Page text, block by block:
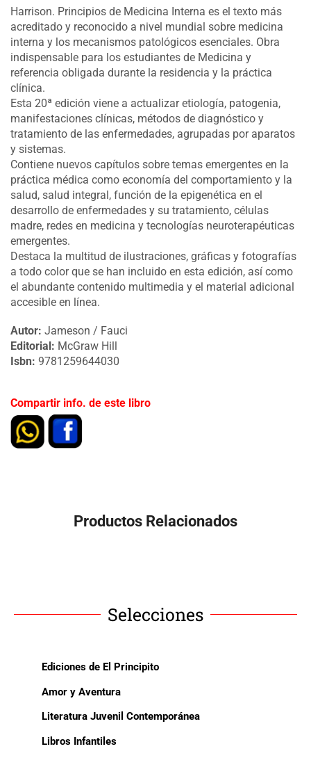
Harrison. Principios de Medicina Interna es el texto más
acreditado y reconocido a nivel mundial sobre medicina
interna y los mecanismos patológicos esenciales. Obra
indispensable para los estudiantes de Medicina y
referencia obligada durante la residencia y la práctica
clínica.
Esta 20ª edición viene a actualizar etiología, patogenia,
manifestaciones clínicas, métodos de diagnóstico y
tratamiento de las enfermedades, agrupadas por aparatos
y sistemas.
Contiene nuevos capítulos sobre temas emergentes en la
práctica médica como economía del comportamiento y la
salud, salud integral, función de la epigenética en el
desarrollo de enfermedades y su tratamiento, células
madre, redes en medicina y tecnologías neuroterapéuticas
emergentes.
Destaca la multitud de ilustraciones, gráficas y fotografías
a todo color que se han incluido en esta edición, así como
el abundante contenido multimedia y el material adicional
accesible en línea.
Autor: Jameson / Fauci
Editorial: McGraw Hill
Isbn: 9781259644030
Compartir info. de este libro
Productos Relacionados
Selecciones
Ediciones de El Principito
Amor y Aventura
Literatura Juvenil Contemporánea
Libros Infantiles